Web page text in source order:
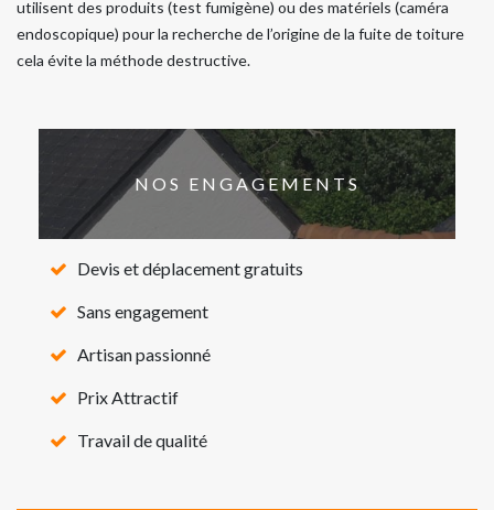
utilisent des produits (test fumigène) ou des matériels (caméra
endoscopique) pour la recherche de l’origine de la fuite de toiture
cela évite la méthode destructive.
NOS ENGAGEMENTS
Devis et déplacement gratuits
Sans engagement
Artisan passionné
Prix Attractif
Travail de qualité